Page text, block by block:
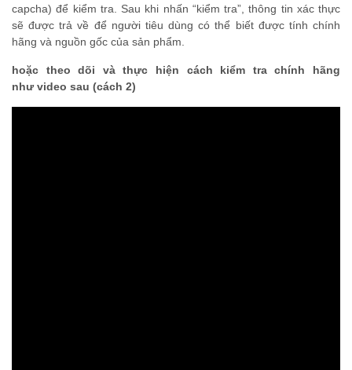
capcha) để kiểm tra. Sau khi nhấn “kiểm tra”, thông tin xác thực
sẽ được trả về để người tiêu dùng có thể biết được tính chính
hãng và nguồn gốc của sản phẩm.
hoặc theo dõi và thực hiện cách kiểm tra chính hãng
như video sau (cách 2)